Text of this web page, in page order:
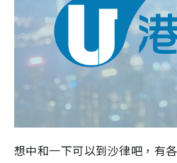
想中和一下可以到沙律吧，有